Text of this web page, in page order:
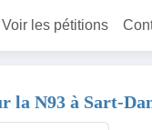
Voir les pétitions
N93 à Sart-